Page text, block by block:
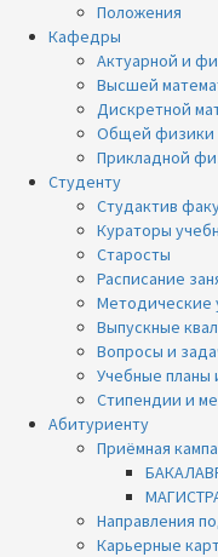
Положения
Кафедры
Актуарной и
Высшей
Дискретной
Общей физики
Прикладной
Студенту
Студактив
Кураторы
Старосты
Расписание
Методические
Выпускные
Вопросы и
Учебные планы
Стипендии и
Абитуриенту
Приёмная
Направления
Карьерные